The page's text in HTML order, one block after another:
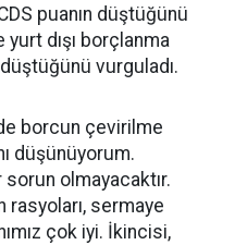
puanın düştüğünü
dışı borçlanma
vurguladı.
borcun çevirilme
düşünüyorum.
olmayacaktır.
rasyoları, sermaye
çok iyi. İkincisi,